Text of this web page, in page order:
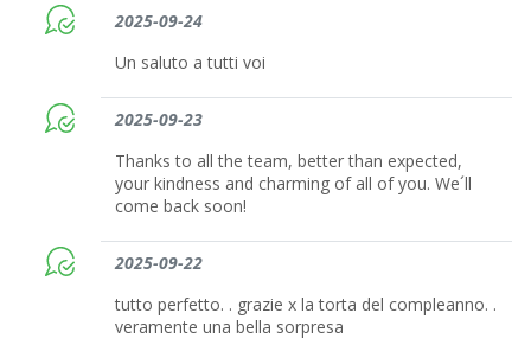
2025-09-24
Un saluto a tutti voi
2025-09-23
Thanks to all the team, better than expected,
your kindness and charming of all of you. We´ll
come back soon!
2025-09-22
tutto perfetto. . grazie x la torta del compleanno. .
veramente una bella sorpresa